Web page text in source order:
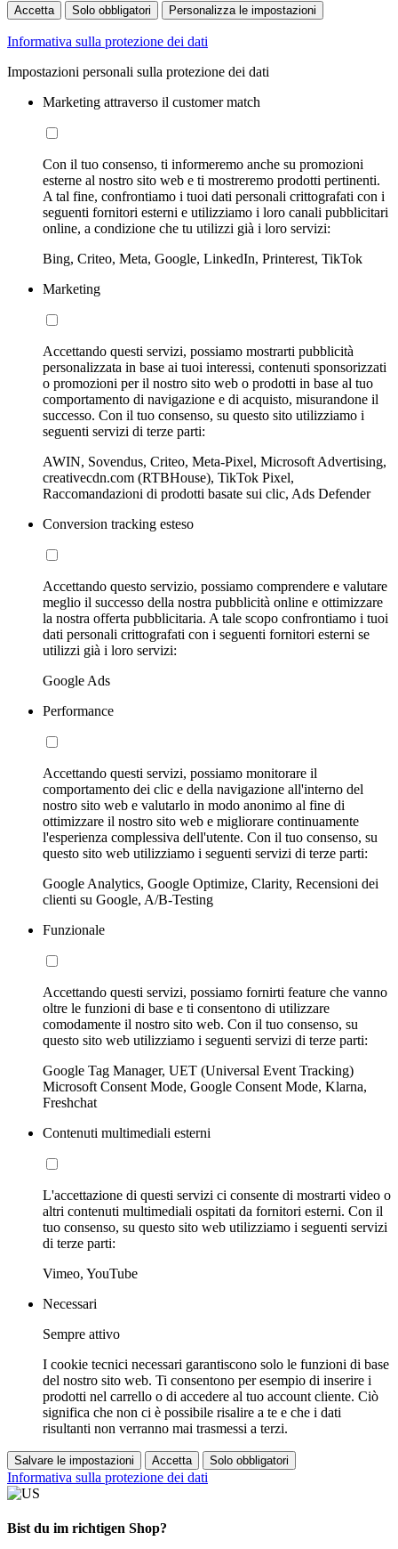
Accetta Solo obbligatori Personalizza le impostazioni
Informativa sulla protezione dei dati
Impostazioni personali sulla protezione dei dati
Marketing attraverso il customer match
Con il tuo consenso, ti informeremo anche su promozioni
esterne al nostro sito web e ti mostreremo prodotti pertinenti.
A tal fine, confrontiamo i tuoi dati personali crittografati con i
seguenti fornitori esterni e utilizziamo i loro canali pubblicitari
online, a condizione che tu utilizzi già i loro servizi:
Bing, Criteo, Meta, Google, LinkedIn, Printerest, TikTok
Marketing
Accettando questi servizi, possiamo mostrarti pubblicità
personalizzata in base ai tuoi interessi, contenuti sponsorizzati
o promozioni per il nostro sito web o prodotti in base al tuo
comportamento di navigazione e di acquisto, misurandone il
successo. Con il tuo consenso, su questo sito utilizziamo i
seguenti servizi di terze parti:
AWIN, Sovendus, Criteo, Meta-Pixel, Microsoft Advertising,
creativecdn.com (RTBHouse), TikTok Pixel,
Raccomandazioni di prodotti basate sui clic, Ads Defender
Conversion tracking esteso
Accettando questo servizio, possiamo comprendere e valutare
meglio il successo della nostra pubblicità online e ottimizzare
la nostra offerta pubblicitaria. A tale scopo confrontiamo i tuoi
dati personali crittografati con i seguenti fornitori esterni se
utilizzi già i loro servizi:
Google Ads
Performance
Accettando questi servizi, possiamo monitorare il
comportamento dei clic e della navigazione all'interno del
nostro sito web e valutarlo in modo anonimo al fine di
ottimizzare il nostro sito web e migliorare continuamente
l'esperienza complessiva dell'utente. Con il tuo consenso, su
questo sito web utilizziamo i seguenti servizi di terze parti:
Google Analytics, Google Optimize, Clarity, Recensioni dei
clienti su Google, A/B-Testing
Funzionale
Accettando questi servizi, possiamo fornirti feature che vanno
oltre le funzioni di base e ti consentono di utilizzare
comodamente il nostro sito web. Con il tuo consenso, su
questo sito web utilizziamo i seguenti servizi di terze parti:
Google Tag Manager, UET (Universal Event Tracking)
Microsoft Consent Mode, Google Consent Mode, Klarna,
Freshchat
Contenuti multimediali esterni
L'accettazione di questi servizi ci consente di mostrarti video o
altri contenuti multimediali ospitati da fornitori esterni. Con il
tuo consenso, su questo sito web utilizziamo i seguenti servizi
di terze parti:
Vimeo, YouTube
Necessari
Sempre attivo
I cookie tecnici necessari garantiscono solo le funzioni di base
del nostro sito web. Ti consentono per esempio di inserire i
prodotti nel carrello o di accedere al tuo account cliente. Ciò
significa che non ci è possibile risalire a te e che i dati
risultanti non verranno mai trasmessi a terzi.
Salvare le impostazioni Accetta Solo obbligatori
Informativa sulla protezione dei dati
Bist du im richtigen Shop?